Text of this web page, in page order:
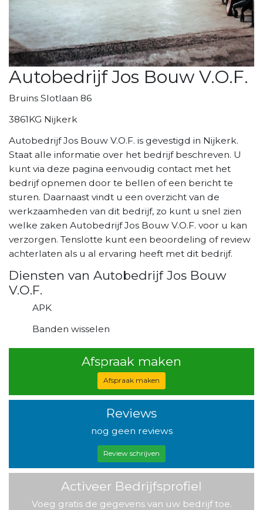
Autobedrijf Jos Bouw V.O.F.
Bruins Slotlaan 86
3861KG Nijkerk
Autobedrijf Jos Bouw V.O.F. is gevestigd in Nijkerk.
Staat alle informatie over het bedrijf beschreven. U
kunt via deze pagina eenvoudig contact met het
bedrijf opnemen door te bellen of een bericht te
sturen. Daarnaast vindt u een overzicht van de
werkzaamheden van dit bedrijf, zo kunt u snel zien
welke zaken Autobedrijf Jos Bouw V.O.F. voor u kan
verzorgen. Tenslotte kunt een beoordeling of review
achterlaten als u al ervaring heeft met dit bedrijf.
Diensten van Autobedrijf Jos Bouw
V.O.F.
APK
Banden wisselen
Afspraak maken
Afspraak maken
Reviews
nog geen reviews
Review schrijven
Activeer Bedrijfsprofiel
Voeg gratis de gegevens van uw bedrijf toe.